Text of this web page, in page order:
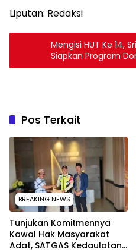
Liputan: Redaksi
Mengisi HUT Ke 14,
Siapkan Program
Pos Terkait
BREAKING NEWS
Tunjukan Komitmennya
Kawal Hak Masyarakat
Adat, SATGAS Kedaulatan